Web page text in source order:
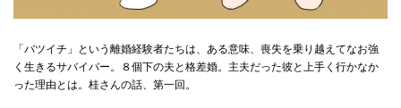
「バツイチ」という離婚経験者たちは、ある意味、喪失を乗り越えてなお強
く生きるサバイバー。８個下の夫と格差婚。主夫だった彼と上手く行かなか
った理由とは。桂さんの話、第一回。